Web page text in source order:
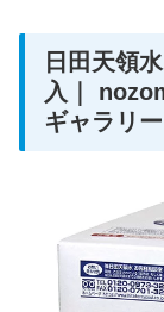
日田天領
入｜
ギャラリー